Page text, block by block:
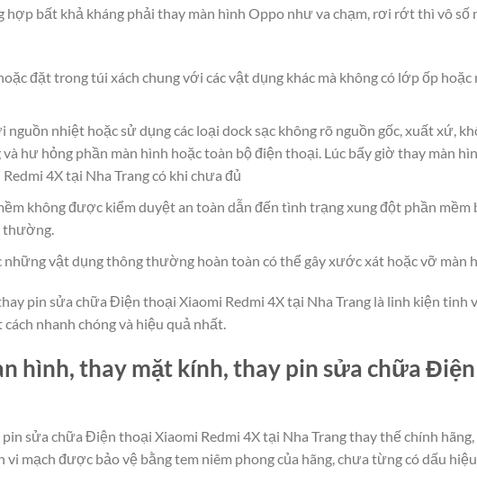
hợp bất khả kháng phải thay màn hình Oppo như va chạm, rơi rớt thì vô
đặt trong túi xách chung với các vật dụng khác mà không có lớp ốp
nhiệt hoặc sử dụng các loại dock sạc không rõ nguồn gốc, xuất xứ,
hư hỏng phần màn hình hoặc toàn bộ điện thoại. Lúc bấy giờ thay màn
4X tại Nha Trang có khi chưa đủ
không được kiểm duyệt an toàn dẫn đến tình trạng xung đột phần mềm
thường.
vật dụng thông thường hoàn toàn có thể gây xước xát hoặc vỡ màn
pin sửa chữa Điện thoại Xiaomi Redmi 4X tại Nha Trang là linh kiện tinh
nhanh chóng và hiệu quả nhất.
hình, thay mặt kính, thay pin sửa chữa
sửa chữa Điện thoại Xiaomi Redmi 4X tại Nha Trang thay thế chính
mạch được bảo vệ bằng tem niêm phong của hãng, chưa từng có dấu